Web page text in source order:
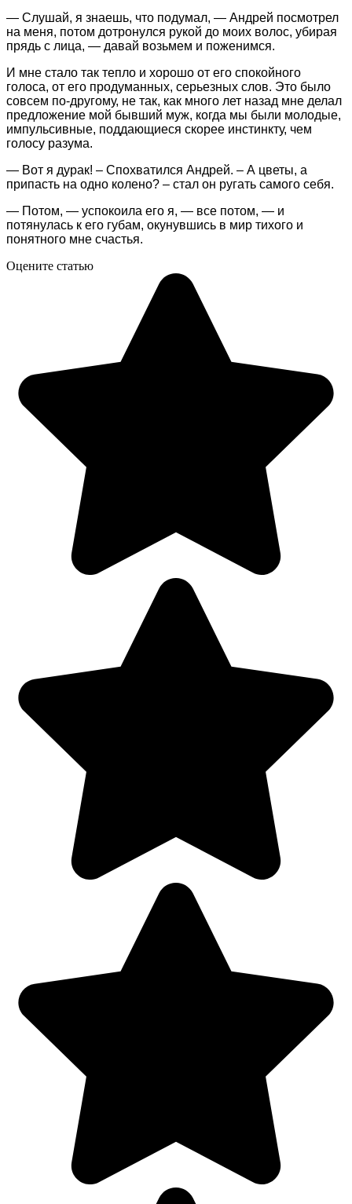
— Слушай, я знаешь, что подумал, — Андрей посмотрел
на меня, потом дотронулся рукой до моих волос, убирая
прядь с лица, — давай возьмем и поженимся.
И мне стало так тепло и хорошо от его спокойного
голоса, от его продуманных, серьезных слов. Это было
совсем по-другому, не так, как много лет назад мне делал
предложение мой бывший муж, когда мы были молодые,
импульсивные, поддающиеся скорее инстинкту, чем
голосу разума.
— Вот я дурак! – Спохватился Андрей. – А цветы, а
припасть на одно колено? – стал он ругать самого себя.
— Потом, — успокоила его я, — все потом, — и
потянулась к его губам, окунувшись в мир тихого и
понятного мне счастья.
Оцените статью